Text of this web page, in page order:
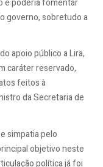
governo, sobretudo a
apoio público a Lira,
caráter reservado,
feitos à
da Secretaria de
simpatia pelo
objetivo neste
política já foi